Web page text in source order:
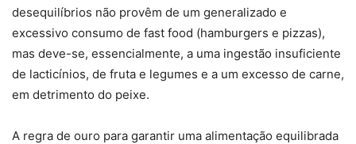
desequilíbrios não provêm de um generalizado e
excessivo consumo de fast food (hamburgers e pizzas),
mas deve-se, essencialmente, a uma ingestão insuficiente
de lacticínios, de fruta e legumes e a um excesso de carne,
em detrimento do peixe.
A regra de ouro para garantir uma alimentação equilibrada